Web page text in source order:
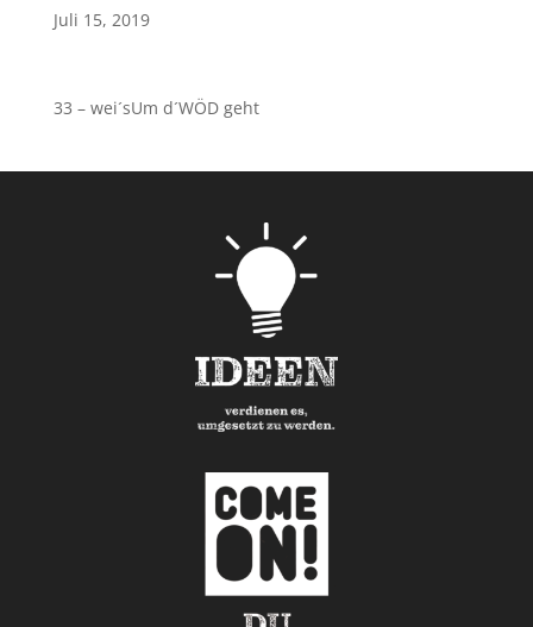
Juli 15, 2019
33 – wei´sUm d´WÖD geht